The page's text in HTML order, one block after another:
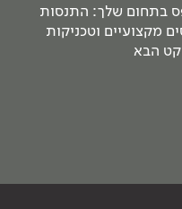
בתחום שלך: התנסות
מקצועיים וטכניקות
הבא